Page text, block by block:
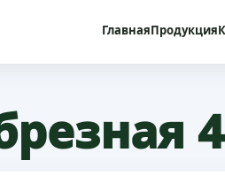
ГлавнаяПродукция